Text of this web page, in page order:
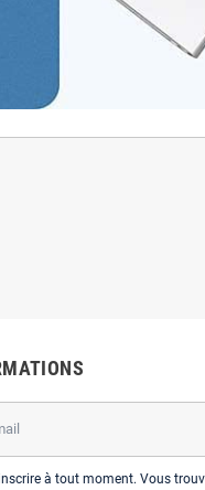
à tout moment. Vous